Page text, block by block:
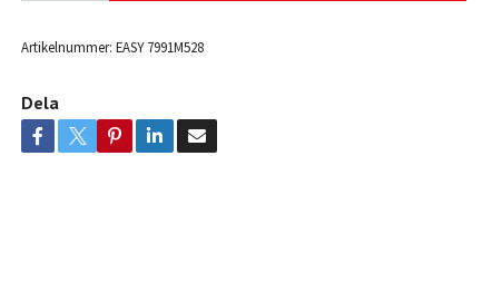
Artikelnummer: EASY 7991M528
Dela